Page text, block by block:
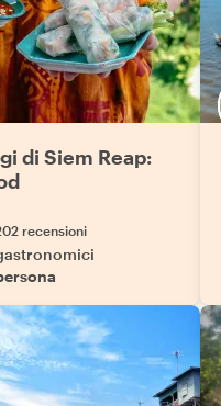
di Siem Reap:
recensioni